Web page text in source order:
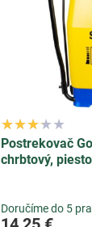
Postrekovač
chrbtový,
Doručíme do 5